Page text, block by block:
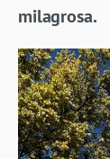
milagrosa.